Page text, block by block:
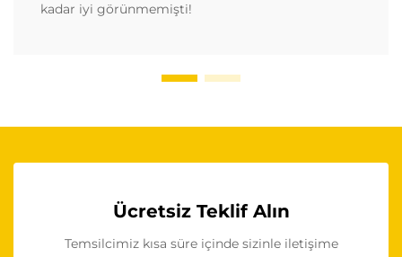
kadar iyi görünmemişti!
Ücretsiz Teklif Alın
Temsilcimiz kısa süre içinde sizinle iletişime